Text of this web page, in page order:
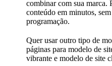
combinar com sua marca.
conteúdo em minutos,
programação.
Quer usar outro tipo de
páginas paramodelo de
vibrante emodelo de site